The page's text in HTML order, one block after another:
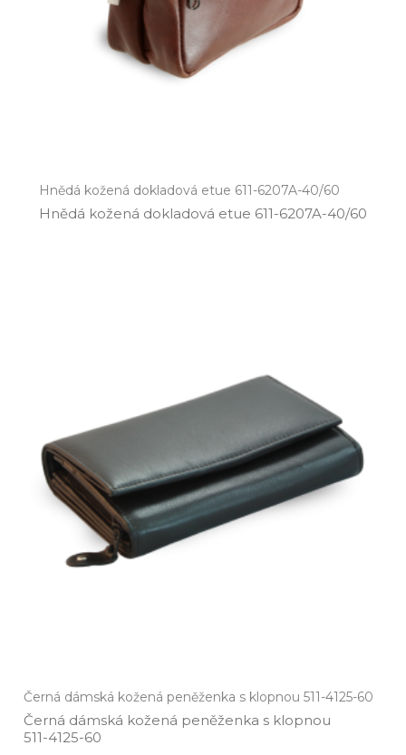
Hnědá kožená dokladová etue 611-6207A-40/60
Hnědá kožená dokladová etue 611­-6207A­-40/60
Černá dámská kožená peněženka s klopnou 511-4125-60
Černá dámská kožená peněženka s klopnou
511­-4125­-60